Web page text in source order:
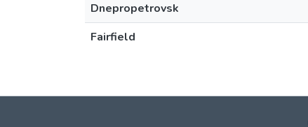
Dnepropetrovsk
Fairfield